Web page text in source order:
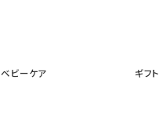
ベビーケア ギフト